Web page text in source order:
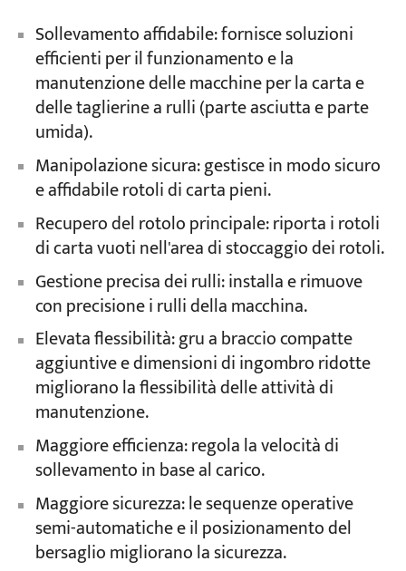
Sollevamento affidabile: fornisce soluzioni
efficienti per il funzionamento e la
manutenzione delle macchine per la carta e
delle taglierine a rulli (parte asciutta e parte
umida).
Manipolazione sicura: gestisce in modo sicuro
e affidabile rotoli di carta pieni.
Recupero del rotolo principale: riporta i rotoli
di carta vuoti nell'area di stoccaggio dei rotoli.
Gestione precisa dei rulli: installa e rimuove
con precisione i rulli della macchina.
Elevata flessibilità: gru a braccio compatte
aggiuntive e dimensioni di ingombro ridotte
migliorano la flessibilità delle attività di
manutenzione.
Maggiore efficienza: regola la velocità di
sollevamento in base al carico.
Maggiore sicurezza: le sequenze operative
semi-automatiche e il posizionamento del
bersaglio migliorano la sicurezza.